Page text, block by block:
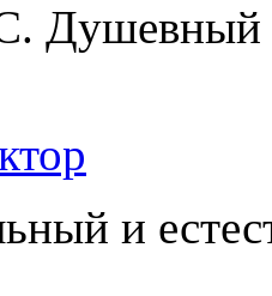
Душевный
и